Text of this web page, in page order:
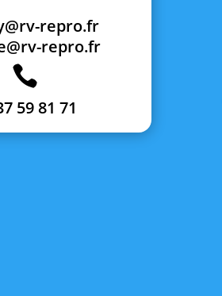
repro.fr
repro.fr

59 81 71